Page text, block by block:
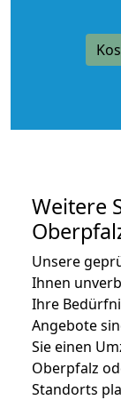
Weitere
Unsere
Ihnen
Ihre
Angebote
Sie einen
Oberpfalz
Standorts